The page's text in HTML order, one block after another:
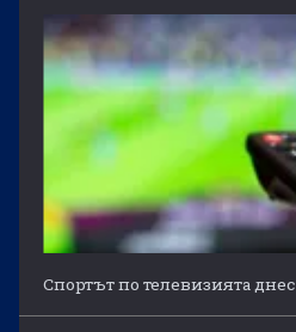
Спортът по телевизията днес